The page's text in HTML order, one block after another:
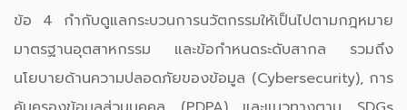
ข้อ 4 กำกับดูแลกระบวนการนวัตกรรมให้เป็นไปตามกฎหมาย
มาตรฐานอุตสาหกรรม และข้อกำหนดระดับสากล รวมถึง
นโยบายด้านความปลอดภัยของข้อมูล (Cybersecurity), การ